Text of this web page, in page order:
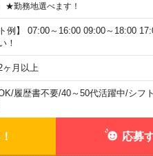
勤務地選べます！
ト例】 07:00～16:00 09:00～18:00
！
ヶ月以上
/履歴書不要/40～50代活躍中/シフ
応募